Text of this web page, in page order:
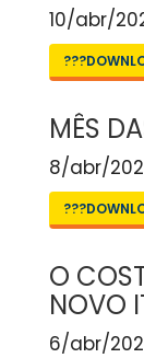
10/abr/
MÊS
8/abr/
O
NOVO
6/abr/